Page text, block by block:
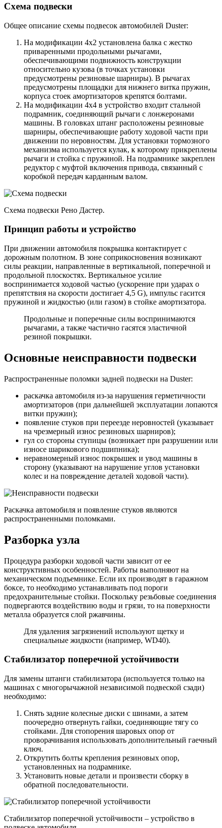
Схема подвески
Общее описание схемы подвесок автомобилей Duster:
На модификации 4х2 установлена балка с жестко
приваренными продольными рычагами,
обеспечивающими подвижность конструкции
относительно кузова (в точках установки
предусмотрены резиновые шарниры). В рычагах
предусмотрены площадки для нижнего витка пружин,
корпуса стоек амортизаторов крепятся болтами.
На модификации 4х4 в устройство входит стальной
подрамник, соединяющий рычаги с лонжеронами
машины. В головках штанг расположены резиновые
шарниры, обеспечивающие работу ходовой части при
движении по неровностям. Для установки тормозного
механизма используется кулак, к которому прикреплены
рычаги и стойка с пружиной. На подрамнике закреплен
редуктор с муфтой включения привода, связанный с
коробкой передач карданным валом.
Схема подвески Рено Дастер.
Принцип работы и устройство
При движении автомобиля покрышка контактирует с
дорожным полотном. В зоне соприкосновения возникают
силы реакции, направленные в вертикальной, поперечной и
продольной плоскостях. Вертикальное усилие
воспринимается ходовой частью (ускорение при ударах о
препятствия на скорости достигает 4,5 G), импульс гасится
пружиной и жидкостью (или газом) в стойке амортизатора.
Продольные и поперечные силы воспринимаются
рычагами, а также частично гасятся эластичной
резиной покрышки.
Основные неисправности подвески
Распространенные поломки задней подвески на Duster:
раскачка автомобиля из-за нарушения герметичности
амортизаторов (при дальнейшей эксплуатации лопаются
витки пружин);
появление стуков при переезде неровностей (указывает
на чрезмерный износ резиновых шарниров);
гул со стороны ступицы (возникает при разрушении или
износе шарикового подшипника);
неравномерный износ покрышек и увод машины в
сторону (указывают на нарушение углов установки
колес и на повреждение деталей ходовой части).
Раскачка автомобиля и появление стуков являются
распространенными поломками.
Разборка узла
Процедура разборки ходовой части зависит от ее
конструктивных особенностей. Работы выполняют на
механическом подъемнике. Если их производят в гаражном
боксе, то необходимо устанавливать под пороги
предохранительные стойки. Поскольку резьбовые соединения
подвергаются воздействию воды и грязи, то на поверхности
металла образуется слой ржавчины.
Для удаления загрязнений используют щетку и
специальные жидкости (например, WD40).
Стабилизатор поперечной устойчивости
Для замены штанги стабилизатора (используется только на
машинах с многорычажной независимой подвеской сзади)
необходимо:
Снять задние колесные диски с шинами, а затем
поочередно отвернуть гайки, соединяющие тягу со
стойками. Для стопорения шаровых опор от
проворачивания использовать дополнительный гаечный
ключ.
Открутить болты крепления резиновых опор,
установленных на подрамнике.
Установить новые детали и произвести сборку в
обратной последовательности.
Стабилизатор поперечной устойчивости – устройство в